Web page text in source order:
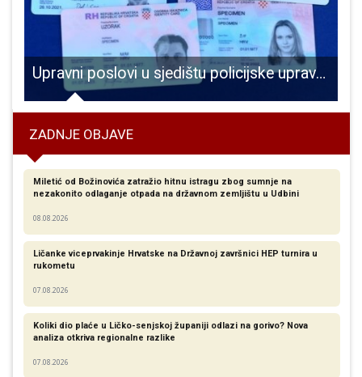
Upravni poslovi u sjedištu policijske uprave i u policijskim postajama prelaze od 29. lipnja na ljetno radno vrijeme
ZADNJE OBJAVE
Miletić od Božinovića zatražio hitnu istragu zbog sumnje na
nezakonito odlaganje otpada na državnom zemljištu u Udbini
08.08.2026
Ličanke viceprvakinje Hrvatske na Državnoj završnici HEP turnira u
rukometu
07.08.2026
Koliki dio plaće u Ličko-senjskoj županiji odlazi na gorivo? Nova
analiza otkriva regionalne razlike​
07.08.2026